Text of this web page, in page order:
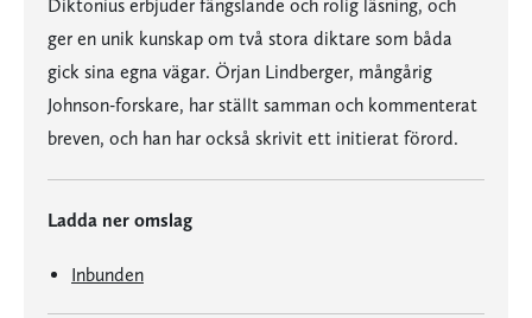
Diktonius erbjuder fängslande och rolig läsning, och
ger en unik kunskap om två stora diktare som båda
gick sina egna vägar. Örjan Lindberger, mångårig
Johnson-forskare, har ställt samman och kommenterat
breven, och han har också skrivit ett initierat förord.
Ladda ner omslag
Inbunden